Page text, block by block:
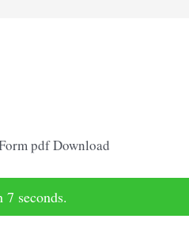
pdf Download
seconds.